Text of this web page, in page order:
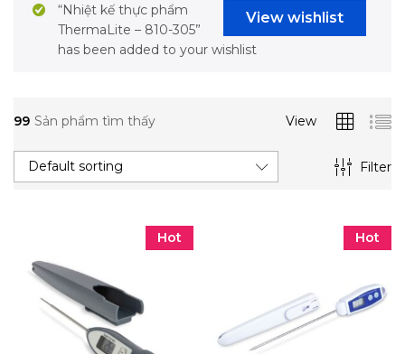
View wishlist
“Nhiệt kế thực phẩm
ThermaLite – 810-305”
has been added to your wishlist
99 Sản phẩm tìm thấy View
Filter
Default sorting
Hot Hot